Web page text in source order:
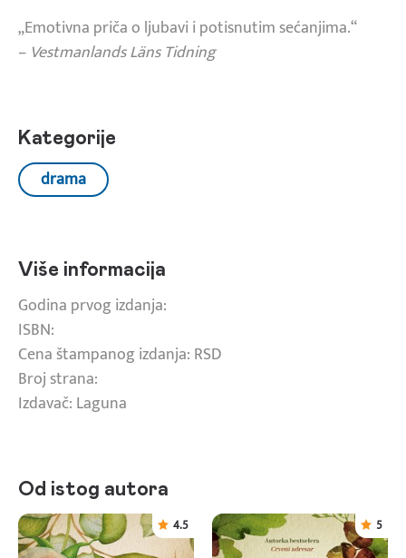
„Emotivna priča o ljubavi i potisnutim sećanjima.“
– Vestmanlands Läns Tidning
Kategorije
drama
Više informacija
Godina prvog izdanja:
ISBN:
Cena štampanog izdanja: RSD
Broj strana:
Izdavač: Laguna
Od istog autora
4.5
5